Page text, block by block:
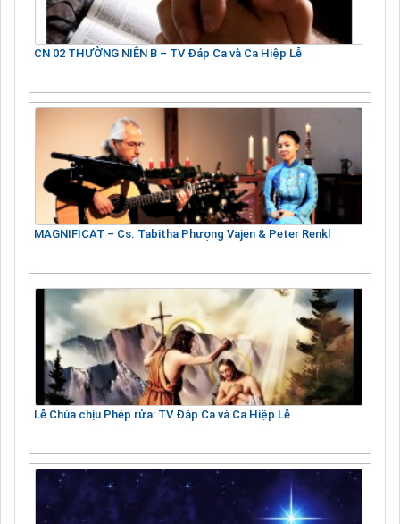
CN 02 THƯỜNG NIÊN B – TV Đáp Ca và Ca Hiệp Lễ
MAGNIFICAT – Cs. Tabitha Phượng Vajen & Peter Renkl
Lễ Chúa chịu Phép rửa: TV Đáp Ca và Ca Hiệp Lễ